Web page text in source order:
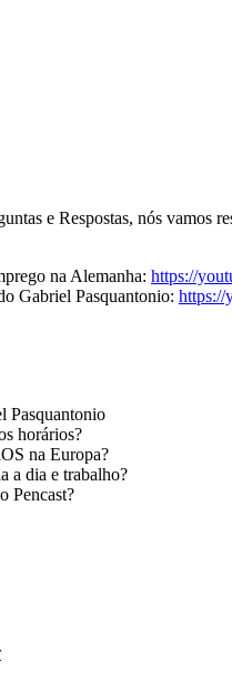
e Respostas, nós vamos
na Alemanha: https://
Gabriel Pasquantonio: https://
Pasquantonio
horários?
na Europa?
a dia e trabalho?
Pencast?